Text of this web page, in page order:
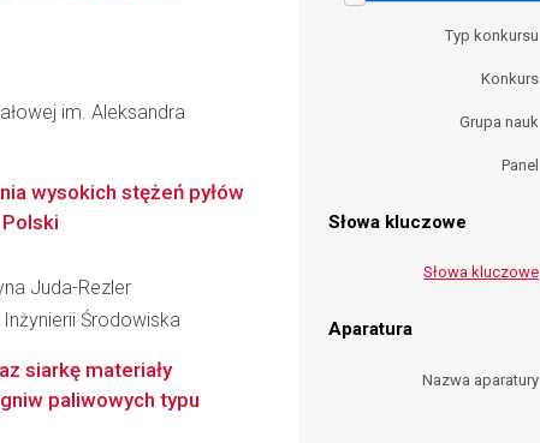
Typ konkursu
Konkurs
Grupa nauk
Panel
Słowa kluczowe
Słowa kluczowe
Aparatura
Nazwa aparatury
im. Aleksandra
wysokich stężeń pyłów
Juda-Rezler
Środowiska
siarkę materiały
paliwowych typu